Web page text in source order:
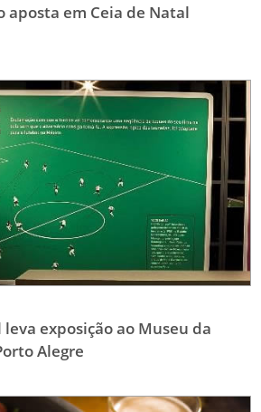
aposta em Ceia de Natal
exposição ao Museu da
Alegre